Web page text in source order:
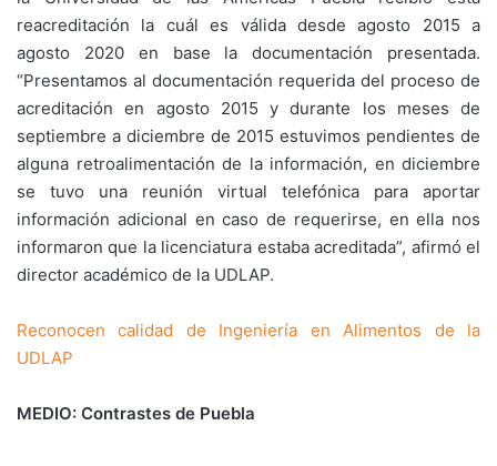
reacreditación la cuál es válida desde agosto 2015 a
agosto 2020 en base la documentación presentada.
“Presentamos al documentación requerida del proceso de
acreditación en agosto 2015 y durante los meses de
septiembre a diciembre de 2015 estuvimos pendientes de
alguna retroalimentación de la información, en diciembre
se tuvo una reunión virtual telefónica para aportar
información adicional en caso de requerirse, en ella nos
informaron que la licenciatura estaba acreditada”, afirmó el
director académico de la UDLAP.
Reconocen calidad de Ingeniería en Alimentos de la
UDLAP
MEDIO: Contrastes de Puebla